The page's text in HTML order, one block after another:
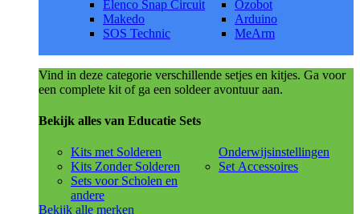
Elenco Snap Circuit
Makedo
SOS Technic
Ozobot
Arduino
MeArm
Vind in deze categorie verschillende setjes en kitjes. Ga voor
een complete kit of ga een soldeer avontuur aan.
Bekijk alles van Educatie Sets
Kits met Solderen
Kits Zonder Solderen
Sets voor Scholen en
andere
Onderwijsinstellingen
Set Accessoires
Bekijk alle merken